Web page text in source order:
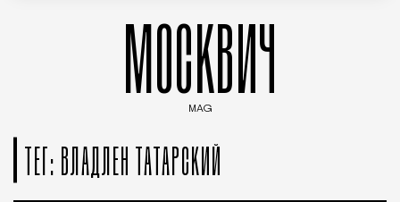
МОСКВИЧ
MAG
ТЕГ: ВЛАДЛЕН ТАТАРСКИЙ